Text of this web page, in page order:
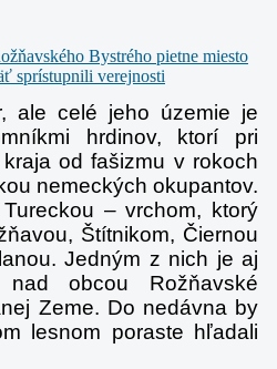
ale celé jeho územie je
hrdinov, ktorí pri
od fašizmu v rokoch
nemeckých okupantov.
– vrchom, ktorý
Štítnikom, Čiernou
Jedným z nich je aj
nad obcou Rožňavské
Zeme. Do nedávna by
lesnom poraste hľadali